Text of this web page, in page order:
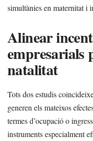
simultànies en maternitat i
Alinear
empresarials
natalitat
Tots dos estudis
generen els mateixos
termes d’ocupació o
instruments especialment